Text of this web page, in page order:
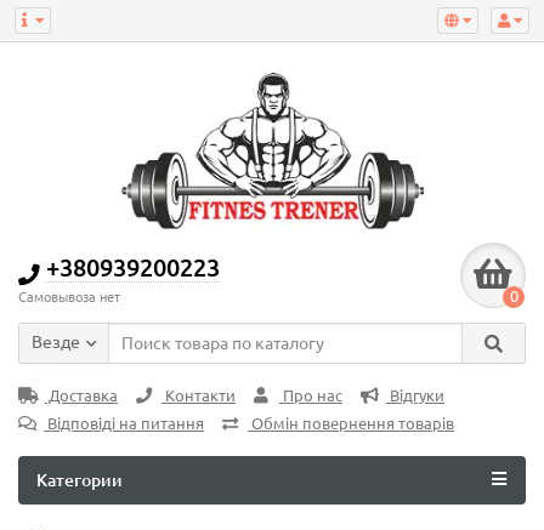
+380939200223
Самовывоза нет 0
Везде
Доставка Контакти Про нас
Відгуки
Відповіді на питання
Обмін повернення товарів
Категории